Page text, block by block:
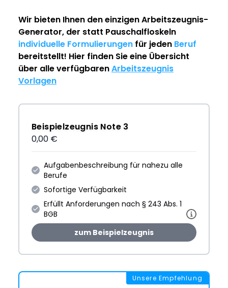
Wir bieten Ihnen den einzigenArbeitszeugnis-
Generator, der statt Pauschalfloskeln
individuelle Formulierungen für jeden Beruf
bereitstellt! Hier finden Sie eine Übersicht
über alle verfügbarenArbeitszeugnis
Vorlagen
Beispielzeugnis Note 3
0,00 €
Aufgabenbeschreibung für nahezu alle
Berufe
Sofortige Verfügbarkeit
Erfüllt Anforderungen nach § 243 Abs. 1
BGB
zum Beispielzeugnis
Unsere Empfehlung